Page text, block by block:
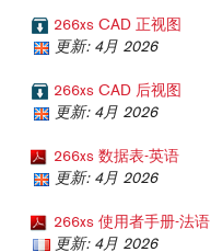
266xs CAD 正视图
更新: 4月 2026
266xs CAD 后视图
更新: 4月 2026
266xs 数据表-英语
更新: 4月 2026
266xs 使用者手册-法语
更新: 4月 2026